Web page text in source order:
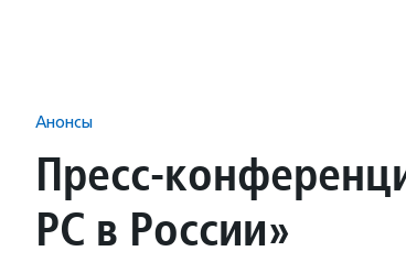
Анонсы
Пресс-
РС в России»